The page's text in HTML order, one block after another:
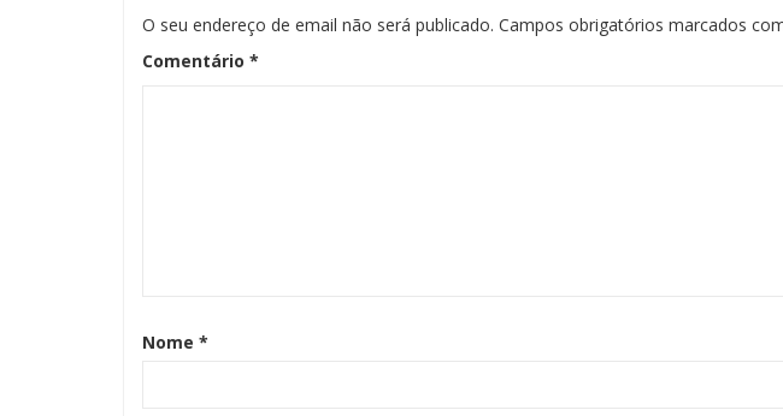
O seu endereço de email não será publicado. Campos obrigatórios marcados
Comentário *
Nome *